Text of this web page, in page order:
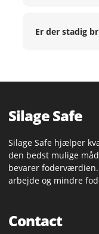
Er der stadig
Silage Safe
Silage Safe hjælper
den bedst mulige
bevarer
arbejde og mindre
Contact